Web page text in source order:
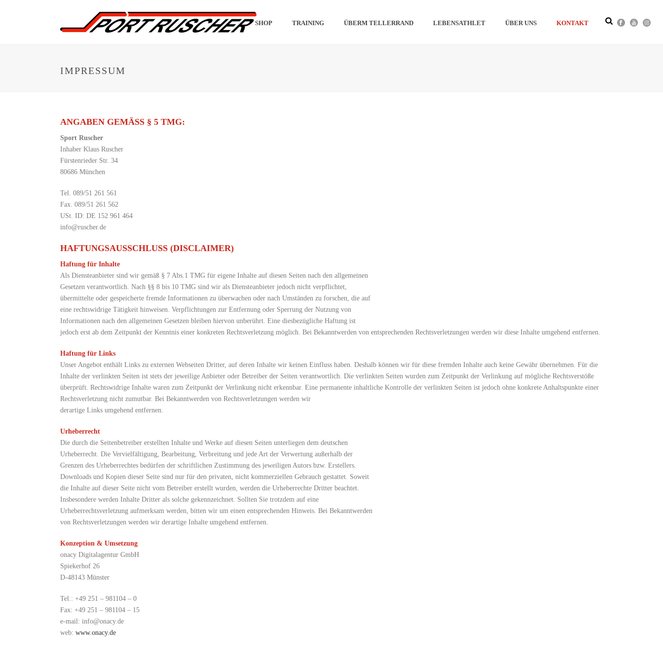
SHOP TRAINING ÜBERM TELLERRAND LEBENSATHLET ÜBER UNS KONTAKT
IMPRESSUM
ANGABEN GEMÄSS § 5 TMG:
Sport Ruscher
Inhaber Klaus Ruscher
Fürstenrieder Str. 34
80686 München
Tel. 089/51 261 561
Fax. 089/51 261 562
USt. ID: DE 152 961 464
info@ruscher.de
HAFTUNGSAUSSCHLUSS (DISCLAIMER)
Haftung für Inhalte
Als Diensteanbieter sind wir gemäß § 7 Abs.1 TMG für eigene Inhalte auf diesen Seiten nach den allgemeinen
Gesetzen verantwortlich. Nach §§ 8 bis 10 TMG sind wir als Diensteanbieter jedoch nicht verpflichtet,
übermittelte oder gespeicherte fremde Informationen zu überwachen oder nach Umständen zu forschen, die auf
eine rechtswidrige Tätigkeit hinweisen. Verpflichtungen zur Entfernung oder Sperrung der Nutzung von
Informationen nach den allgemeinen Gesetzen bleiben hiervon unberührt. Eine diesbezügliche Haftung ist
jedoch erst ab dem Zeitpunkt der Kenntnis einer konkreten Rechtsverletzung möglich. Bei Bekanntwerden von entsprechenden Rechtsverletzungen werden wir diese Inhalte umgehend entfernen.
Haftung für Links
Unser Angebot enthält Links zu externen Webseiten Dritter, auf deren Inhalte wir keinen Einfluss haben. Deshalb können wir für diese fremden Inhalte auch keine Gewähr übernehmen. Für die
Inhalte der verlinkten Seiten ist stets der jeweilige Anbieter oder Betreiber der Seiten verantwortlich. Die verlinkten Seiten wurden zum Zeitpunkt der Verlinkung auf mögliche Rechtsverstöße
überprüft. Rechtswidrige Inhalte waren zum Zeitpunkt der Verlinkung nicht erkennbar. Eine permanente inhaltliche Kontrolle der verlinkten Seiten ist jedoch ohne konkrete Anhaltspunkte einer
Rechtsverletzung nicht zumutbar. Bei Bekanntwerden von Rechtsverletzungen werden wir
derartige Links umgehend entfernen.
Urheberrecht
Die durch die Seitenbetreiber erstellten Inhalte und Werke auf diesen Seiten unterliegen dem deutschen
Urheberrecht. Die Vervielfältigung, Bearbeitung, Verbreitung und jede Art der Verwertung außerhalb der
Grenzen des Urheberrechtes bedürfen der schriftlichen Zustimmung des jeweiligen Autors bzw. Erstellers.
Downloads und Kopien dieser Seite sind nur für den privaten, nicht kommerziellen Gebrauch gestattet. Soweit
die Inhalte auf dieser Seite nicht vom Betreiber erstellt wurden, werden die Urheberrechte Dritter beachtet.
Insbesondere werden Inhalte Dritter als solche gekennzeichnet. Sollten Sie trotzdem auf eine
Urheberrechtsverletzung aufmerksam werden, bitten wir um einen entsprechenden Hinweis. Bei Bekanntwerden
von Rechtsverletzungen werden wir derartige Inhalte umgehend entfernen.
Konzeption & Umsetzung
onacy Digitalagentur GmbH
Spiekerhof 26
D-48143 Münster
Tel.: +49 251 – 981104 – 0
Fax: +49 251 – 981104 – 15
e-mail: info@onacy.de
web: www.onacy.de